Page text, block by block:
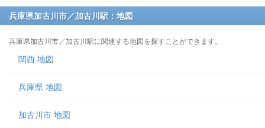
兵庫県加古川市／加古川駅：地図
兵庫県加古川市／加古川駅に関連する地図を探すことができます。
関西 地図
兵庫県 地図
加古川市 地図